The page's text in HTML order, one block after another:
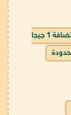
عرض خاص استضافة 2020 مساحة استضافة 1 جيجا